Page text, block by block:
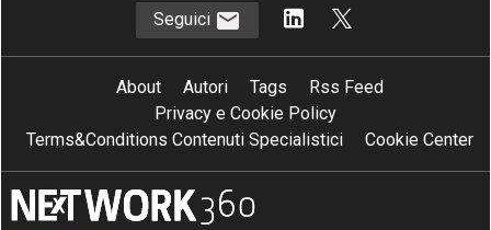
Seguici
About Autori Tags
Rss Feed
Privacy e Cookie Policy
Terms&Conditions Contenuti Specialistici
Cookie Center